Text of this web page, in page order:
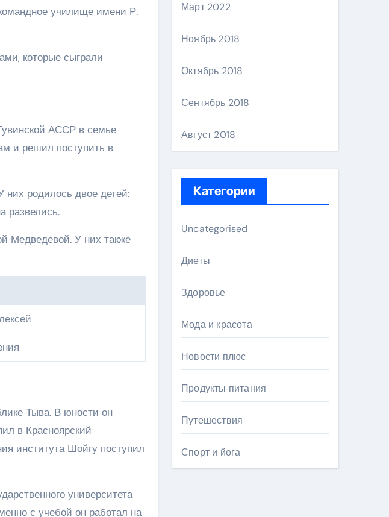
училище имени Р.
которые сыграли
АССР в семье
и решил поступить в
них родилось двое детей:
развелись.
Медведевой. У них также
Тыва. В юности он
в Красноярский
института Шойгу поступил
университета
с учебой он работал на
Март 2022
Ноябрь 2018
Октябрь 2018
Сентябрь 2018
Август 2018
Категории
Uncategorised
Диеты
Здоровье
Мода и красота
Новости плюс
Продукты питания
Путешествия
Спорт и йога